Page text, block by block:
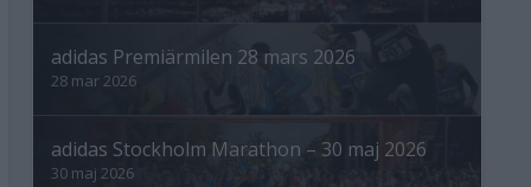
adidas Premiärmilen 28 mars 2026
28 mar 2026
adidas Stockholm Marathon – 30 maj 2026
30 maj 2026